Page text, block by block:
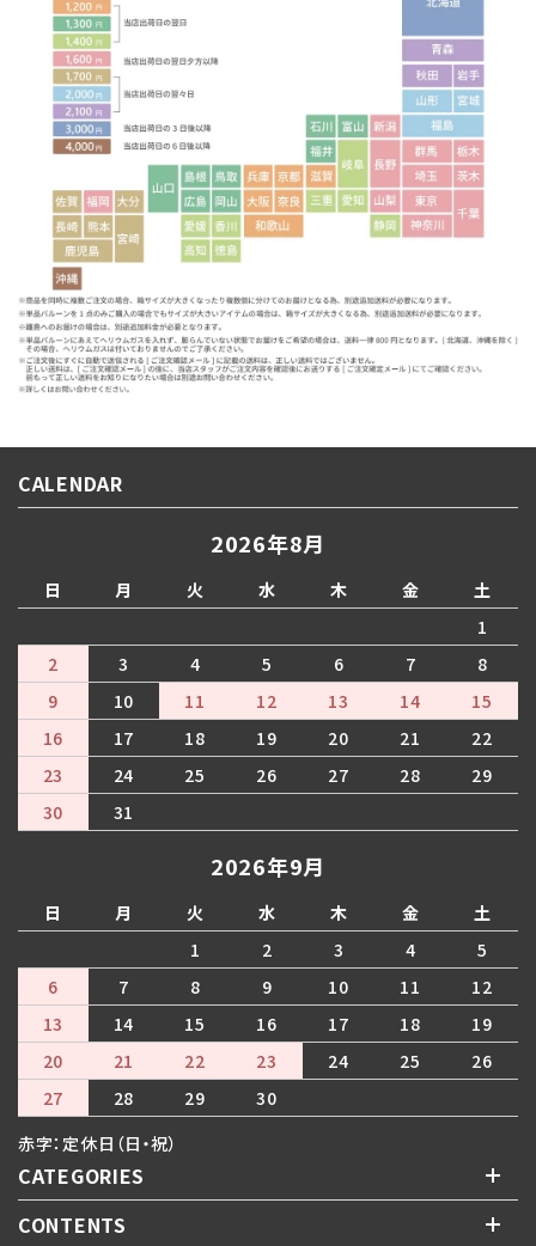
CALENDAR
2026年8月
日 月 火 水 木 金
土
1
2
3 4 5 6 7
8
9
10 11 12 13 14
15
16
17 18 19 20 21
22
23
24 25 26 27 28
29
30
31
2026年9月
日 月 火 水 木 金
土
1
2 3 4
5
6
7 8 9 10 11
12
13
14 15 16 17 18
19
20
21 22 23 24 25
26
27
28 29
30
赤字：定休日（日・祝）
CATEGORIES
CONTENTS